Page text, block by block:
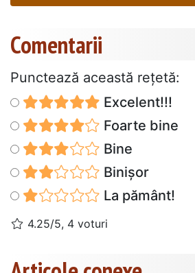
Comentarii
Punctează această reţetă:
Excelent!!!
Foarte bine
Bine
Binișor
La pământ!
4.25/5, 4 voturi